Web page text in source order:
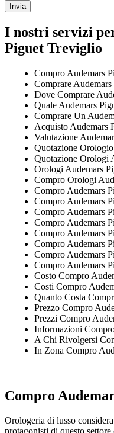
I nostri servizi
Piguet Treviglio
Compro Audemars
Comprare Audemars
Dove Comprare
Quale Audemars
Comprare Un
Acquisto Audemars
Valutazione
Quotazione
Quotazione Orologi
Orologi Audemars
Compro Orologi
Compro Audemars
Compro Audemars
Compro Audemars
Compro Audemars
Compro Audemars
Compro Audemars
Compro Audemars
Compro Audemars
Costo Compro
Costi Compro
Quanto Costa
Prezzo Compro
Prezzi Compro
Informazioni
A Chi Rivolgersi
In Zona Compro
Compro
Orologeria di lusso